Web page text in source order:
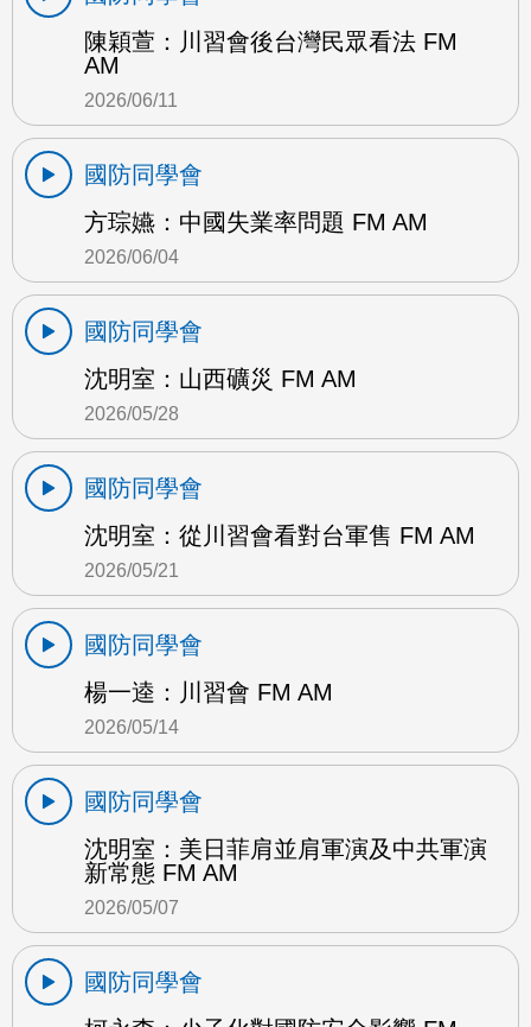
陳穎萱：川習會後台灣民眾看法 FM
AM
2026/06/11
國防同學會
方琮嬿：中國失業率問題 FM AM
2026/06/04
國防同學會
沈明室：山西礦災 FM AM
2026/05/28
國防同學會
沈明室：從川習會看對台軍售 FM AM
2026/05/21
國防同學會
楊一逵：川習會 FM AM
2026/05/14
國防同學會
沈明室：美日菲肩並肩軍演及中共軍演
新常態 FM AM
2026/05/07
國防同學會